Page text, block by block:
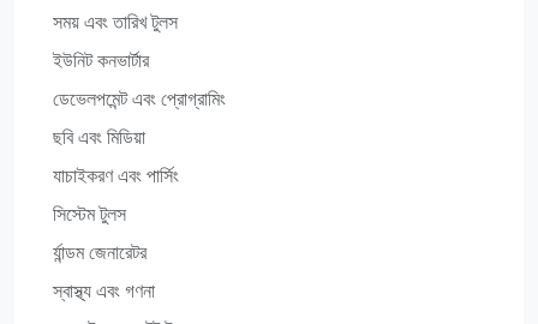
সময় এবং তারিখ টুলস
ইউনিট কনভার্টার
ডেভেলপমেন্ট এবং প্রোগ্রামিং
ছবি এবং মিডিয়া
যাচাইকরণ এবং পার্সিং
সিস্টেম টুলস
র্যান্ডম জেনারেটর
স্বাস্থ্য এবং গণনা